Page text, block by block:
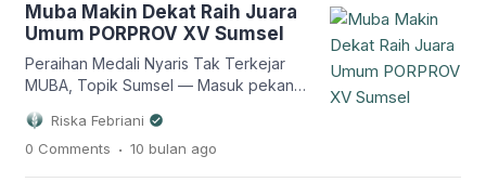
XV Sumatera Selatan Tahun 2025. Kerja
keras keduanya membuahkan hasil
gemilang. Mereka berhasil meraih
medali perak pada cabang olahraga
[…]
Muba Makin Dekat Raih Juara
Umum PORPROV XV Sumsel
Peraihan Medali Nyaris Tak Terkejar
MUBA, Topik Sumsel — Masuk pekan
Sumsel di Bumi Serasan Sekate
membuat semakin nyata bakal kandidat
Riska Febriani
0 Comments . 10 bulan ago